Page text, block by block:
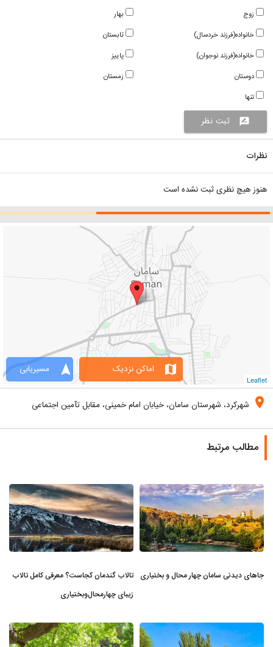
بهار
تابستان
پاییز
زمستان
زوج
خانواده(فرزند خردسال)
خانواده(فرزند نوجوان)
دوستان
تنها
rate_review ثبت نظر
نظرات
هنوز هیچ نظری ثبت نشده است
Leaflet
navigation مسیریابی map اماکن نزدیک
location_on شهرکرد، شهرستان سامان، خیابان امام خمینی، مقابل تآمین اجتماعی
مطالب مرتبط
جاهای دیدنی سامان چهار محال و بختیاری تالاب گندمان کجاست؟ معرفی کامل تالاب
زیبای چهارمحال‌وبختیاری